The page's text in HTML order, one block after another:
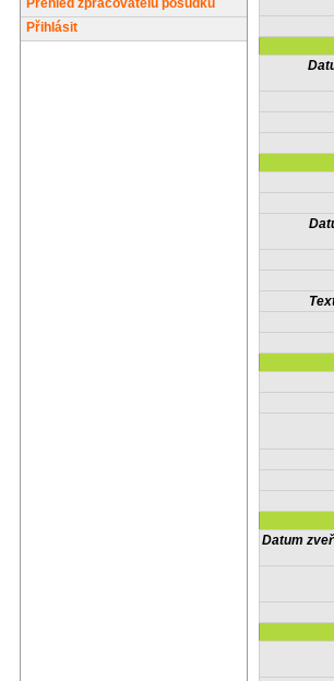
Přehled zpracovatelů posudků
Přihlásit
Datum